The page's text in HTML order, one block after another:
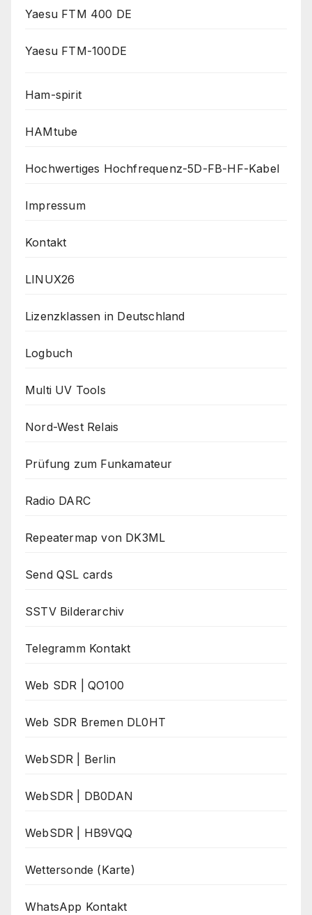
Yaesu FTM 400 DE
Yaesu FTM-100DE
Ham-spirit
HAMtube
Hochwertiges Hochfrequenz-5D-FB-HF-Kabel
Impressum
Kontakt
LINUX26
Lizenzklassen in Deutschland
Logbuch
Multi UV Tools
Nord-West Relais
Prüfung zum Funkamateur
Radio DARC
Repeatermap von DK3ML
Send QSL cards
SSTV Bilderarchiv
Telegramm Kontakt
Web SDR | QO100
Web SDR Bremen DL0HT
WebSDR | Berlin
WebSDR | DB0DAN
WebSDR | HB9VQQ
Wettersonde (Karte)
WhatsApp Kontakt